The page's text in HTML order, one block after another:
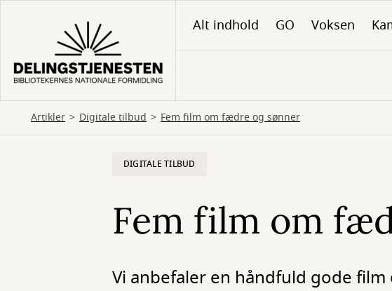
hovedindhold
Alt indhold GO Voksen
Artikler Digitale tilbud Fem film om fædre og sønner
DIGITALE TILBUD
Fem film om
Vi anbefaler en håndfuld gode